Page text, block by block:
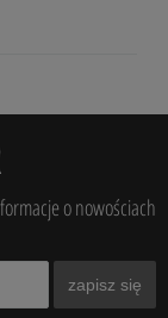
o nowościach
zapisz się